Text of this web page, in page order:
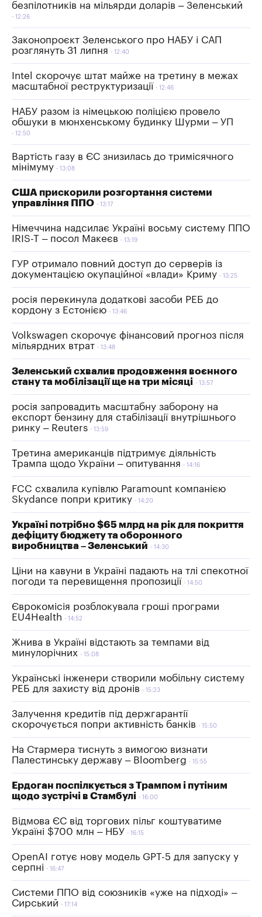
безпілотників на мільярди доларів – Зеленський
12:26
Законопроєкт Зеленського про НАБУ і САП
розглянуть 31 липня
12:40
Intel скорочує штат майже на третину в межах
масштабної реструктуризації
12:46
НАБУ разом із німецькою поліцією провело
обшуки в мюнхенському будинку Шурми – УП
12:50
Вартість газу в ЄС знизилась до тримісячного
мінімуму
13:08
США прискорили розгортання системи
управління ППО
13:17
Німеччина надсилає Україні восьму систему ППО
IRIS-T – посол Макеєв
13:19
ГУР отримало повний доступ до серверів із
документацією окупаційної «влади» Криму
13:25
росія перекинула додаткові засоби РЕБ до
кордону з Естонією
13:46
Volkswagen скорочує фінансовий прогноз після
мільярдних втрат
13:48
Зеленський схвалив продовження воєнного
стану та мобілізації ще на три місяці
13:57
росія запровадить масштабну заборону на
експорт бензину для стабілізації внутрішнього
ринку – Reuters
13:59
Третина американців підтримує діяльність
Трампа щодо України – опитування
14:16
FCC схвалила купівлю Paramount компанією
Skydance попри критику
14:20
Україні потрібно $65 млрд на рік для покриття
дефіциту бюджету та оборонного
виробництва – Зеленський
14:30
Ціни на кавуни в Україні падають на тлі спекотної
погоди та перевищення пропозиції
14:50
Єврокомісія розблокувала гроші програми
EU4Health
14:52
Жнива в Україні відстають за темпами від
минулорічних
15:08
Українські інженери створили мобільну систему
РЕБ для захисту від дронів
15:23
Залучення кредитів під держгарантії
скорочується попри активність банків
15:50
На Стармера тиснуть з вимогою визнати
Палестинську державу – Bloomberg
15:55
Ердоган поспілкується з Трампом і путіним
щодо зустрічі в Стамбулі
16:00
Відмова ЄС від торгових пільг коштуватиме
Україні $700 млн – НБУ
16:15
OpenAI готує нову модель GPT-5 для запуску у
серпні
16:47
Системи ППО від союзників «уже на підході» –
Сирський
17:14